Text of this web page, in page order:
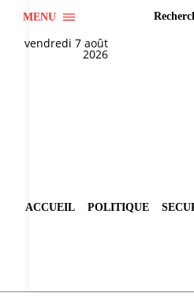
MENU
vendredi 7 août
2026
ACCUEIL POLITIQUE